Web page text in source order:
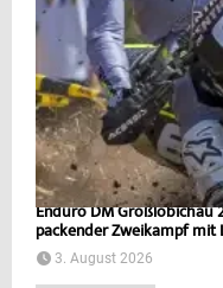
Enduro DM Großlöbichau
packender Zweikampf mit
3. August 2026